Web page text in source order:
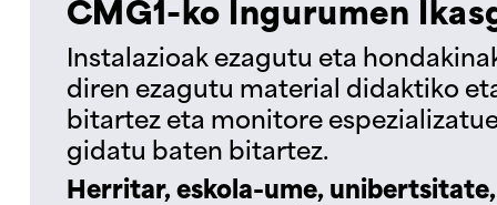
CMG1-ko Ingurumen
Instalazioak ezagutu eta
diren ezagutu material didaktiko
bitartez eta monitore
gidatu baten bitartez.
Herritar, eskola-ume,